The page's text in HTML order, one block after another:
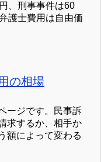
、刑事事件は60
護士費用は自由価
の相場
ージです。民事訴
求するか、相手か
額によって変わる